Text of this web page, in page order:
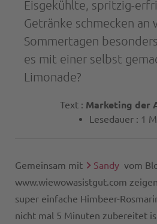
Eisgekühlte, spritzig-
Getränke schmecken an
Sommertagen
es mit einer selbst
Limonade?
Text : Marketing der
Lesedauer : 1
Gemeinsam mit Sandy vom
www.wiewowasistgut.com
super einfache Himbeer-
nicht mal 5 Minuten zubereitet